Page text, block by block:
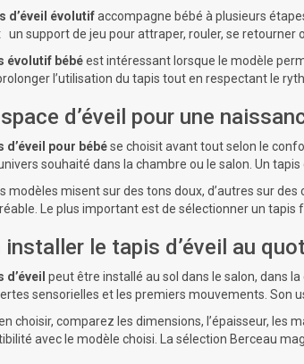
d’éveil évolutifaccompagne bébé à plusieurs
support de jeu pour attraper, rouler, se retourner
évolutif bébéest intéressant lorsque le modèle
l’utilisation du tapis tout en respectant le
d’éveil pour une
d’éveil pour bébése choisit avant tout selon le
souhaité dans la chambre ou le salon. Un
modèles misent sur des tons doux, d’autres sur
Le plus important est de sélectionner un tapis
installer le tapis d’éveil au
d’éveil peut être installé au sol dans le salon, dans
sensorielles et les premiers mouvements. Son
choisir, comparez les dimensions, l’épaisseur, les
avec le modèle choisi. La sélection Berceau